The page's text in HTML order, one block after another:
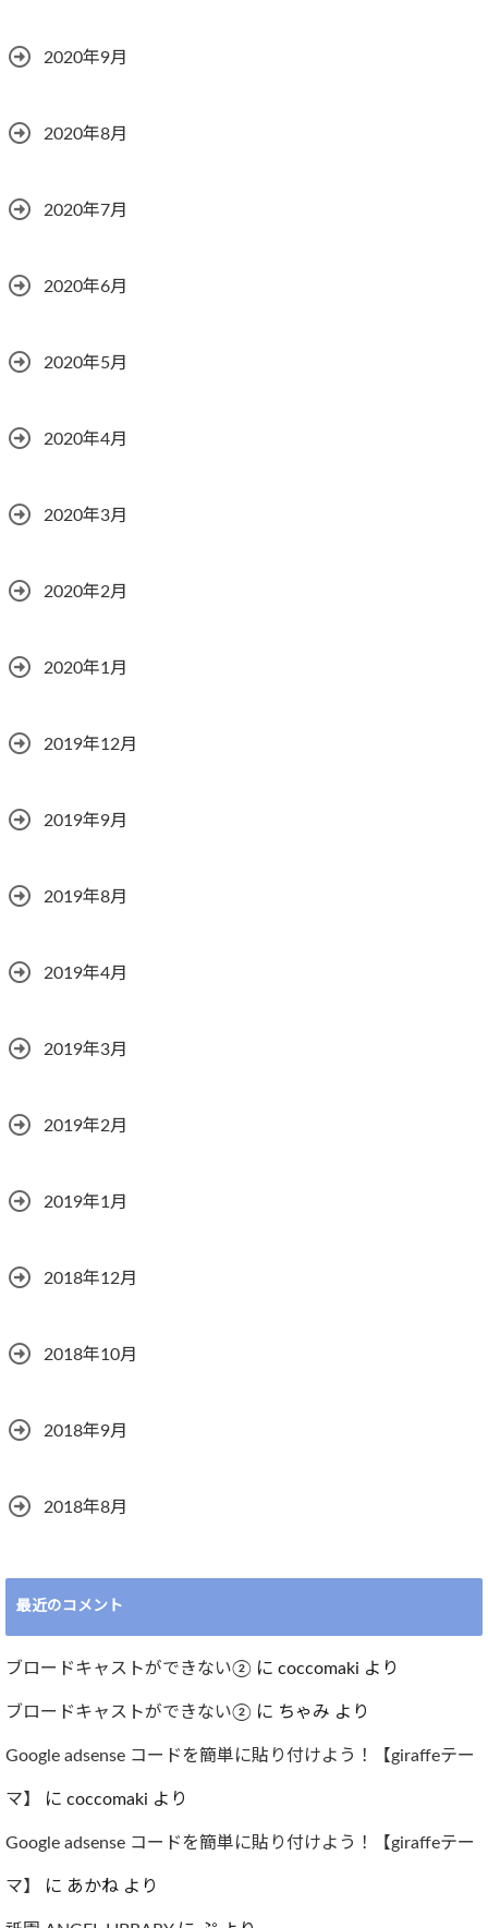
2020年9月
2020年8月
2020年7月
2020年6月
2020年5月
2020年4月
2020年3月
2020年2月
2020年1月
2019年12月
2019年9月
2019年8月
2019年4月
2019年3月
2019年2月
2019年1月
2018年12月
2018年10月
2018年9月
2018年8月
最近のコメント
ブロードキャストができない② に coccomaki より
ブロードキャストができない② に ちゃみ より
Google adsense コードを簡単に貼り付けよう！【giraffeテー
マ】 に coccomaki より
Google adsense コードを簡単に貼り付けよう！【giraffeテー
マ】 に あかね より